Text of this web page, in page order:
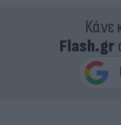
Κάνε
Flash.gr